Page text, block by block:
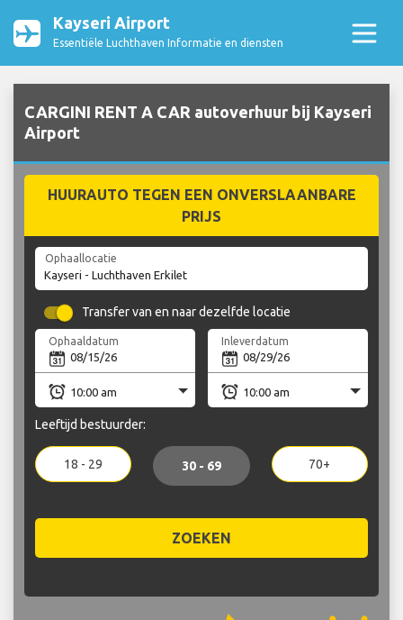
Kayseri Airport
Essentiële Luchthaven Informatie en diensten
CARGINI RENT A CAR autoverhuur bij Kayseri
Airport
HUURAUTO TEGEN EEN ONVERSLAANBARE
PRIJS
Ophaallocatie
Transfer van en naar dezelfde locatie
Ophaaldatum Inleverdatum
Leeftijd bestuurder:
18 - 29 30 - 69 70+
ZOEKEN